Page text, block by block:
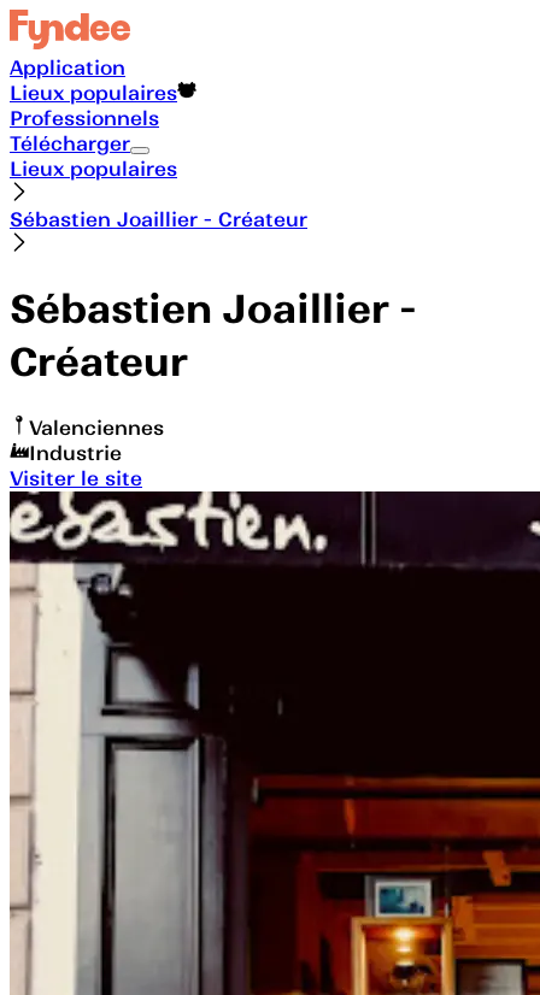
Application
Lieux populaires
Professionnels
Télécharger
Lieux populaires
Sébastien Joaillier - Créateur
Sébastien Joaillier -
Créateur
Valenciennes
Industrie
Visiter le site